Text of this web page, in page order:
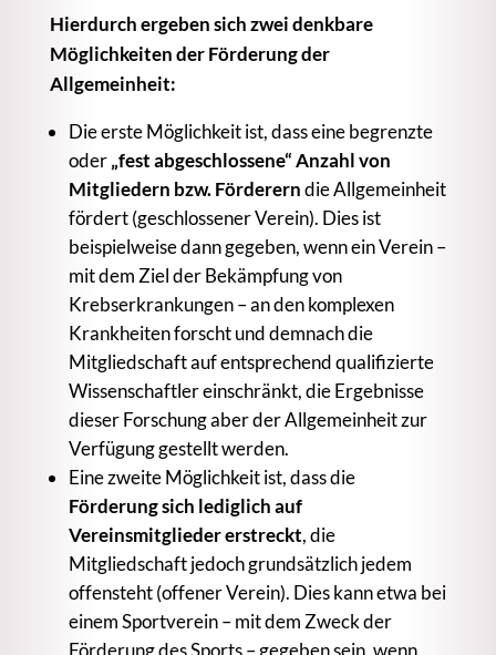
Hierdurch ergeben sich zwei denkbare
Möglichkeiten der Förderung der
Allgemeinheit:
Die erste Möglichkeit ist, dass eine begrenzte
oder„fest abgeschlossene“ Anzahl von
Mitgliedern bzw. Fördererndie Allgemeinheit
fördert (geschlossener Verein). Dies ist
beispielweise dann gegeben, wenn ein Verein –
mit dem Ziel der Bekämpfung von
Krebserkrankungen – an den komplexen
Krankheiten forscht und demnach die
Mitgliedschaft auf entsprechend qualifizierte
Wissenschaftler einschränkt, die Ergebnisse
dieser Forschung aber der Allgemeinheit zur
Verfügung gestellt werden.
Eine zweite Möglichkeit ist, dass die
Förderung sich lediglich auf
Vereinsmitglieder erstreckt, die
Mitgliedschaft jedoch grundsätzlich jedem
offensteht (offener Verein). Dies kann etwa bei
einem Sportverein – mit dem Zweck der
Förderung des Sports – gegeben sein, wenn